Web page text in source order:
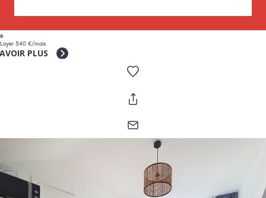
6
Loyer 540 €/mois
PLUS